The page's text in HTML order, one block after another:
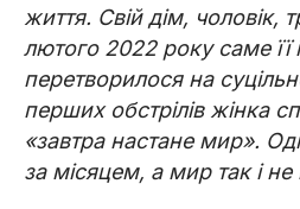
життя. Свій дім, чоловік,
лютого 2022 року саме її
перетворилося на
перших обстрілів жінка
«завтра настане мир».
за місяцем, а мир так і